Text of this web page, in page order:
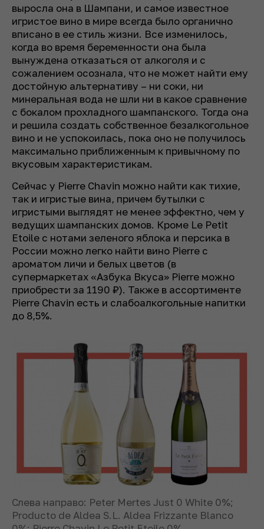
выросла она в Шампани, и самое известное
игристое вино в мире всегда было органично
вписано в ее стиль жизни. Все изменилось,
когда во время беременности она была
вынуждена отказаться от алкоголя и с
сожалением осознала, что не может найти ему
достойную альтернативу – ни соки, ни
минеральная вода не шли ни в какое сравнение
с бокалом прохладного шампанского. Тогда она
и решила создать собственное безалкогольное
вино и не успокоилась, пока оно не получилось
максимально приближенным к привычному по
вкусовым характеристикам.
Сейчас у Pierre Chavin можно найти как тихие,
так и игристые вина, причем бутылки с
игристыми выглядят не менее эффектно, чем у
ведущих шампанских домов. Кроме Le Petit
Etoile с нотами зеленого яблока и персика в
России можно легко найти вино Pierre с
ароматом личи и белых цветов (в
супермаркетах «Азбука Вкуса» Pierre можно
приобрести за 1190 ₽). Также в ассортименте
Pierre Chavin есть и слабоалкогольные напитки
до 8,5%.
Слева направо: Peter Mertes Just 0 White 0%;
Producto de Aldea S.L. Aldea Frizzante Blanco